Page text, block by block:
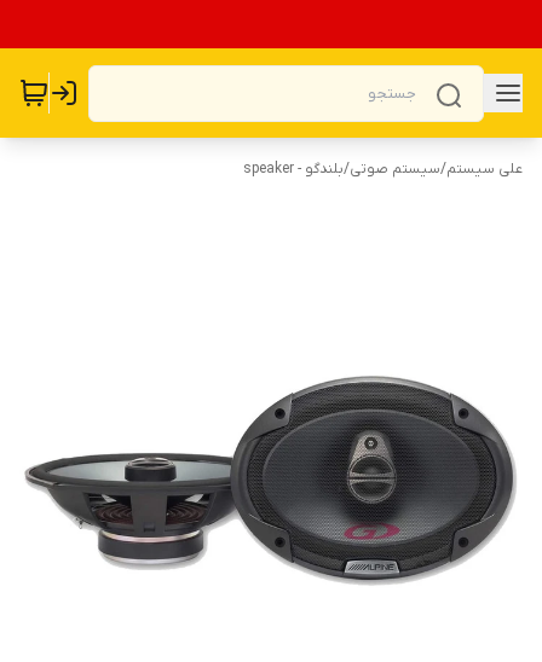
علی سیستم/سیستم صوتی/بلندگو - speaker